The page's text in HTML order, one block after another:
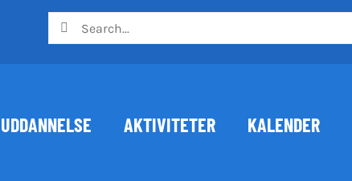
Søg
efter:
UDDANNELSE AKTIVITETER KALENDER